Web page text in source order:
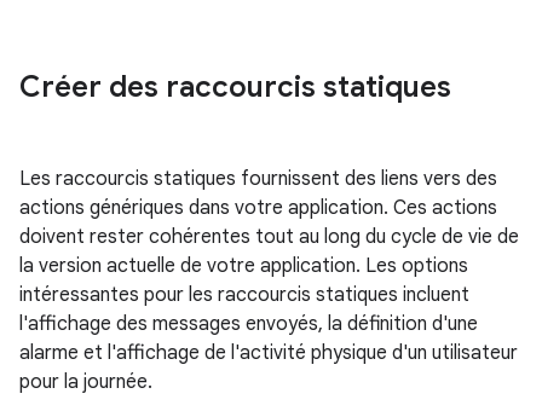
Créer des raccourcis statiques
Les raccourcis statiques fournissent des liens vers des
actions génériques dans votre application. Ces actions
doivent rester cohérentes tout au long du cycle de vie de
la version actuelle de votre application. Les options
intéressantes pour les raccourcis statiques incluent
l'affichage des messages envoyés, la définition d'une
alarme et l'affichage de l'activité physique d'un utilisateur
pour la journée.